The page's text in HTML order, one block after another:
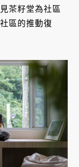
茶籽堂為社區
區的推動復